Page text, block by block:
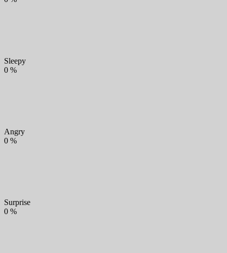
Sleepy
0 %
Angry
0 %
Surprise
0 %